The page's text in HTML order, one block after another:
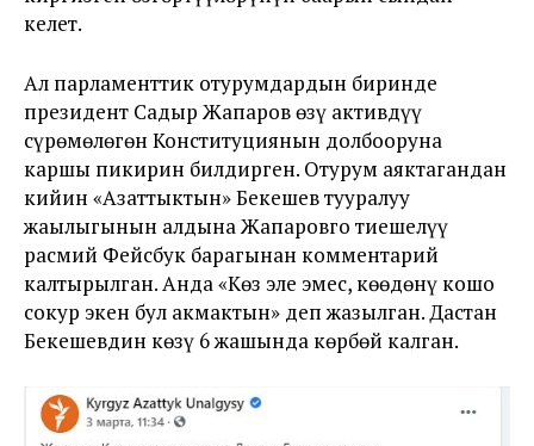
келет.
Ал парламенттик отурумдардын биринде
президент Садыр Жапаров өзү активдүү
сүрөмөлөгөн Конституциянын долбооруна
каршы пикирин билдирген. Отурум аяктагандан
кийин «Азаттыктын» Бекешев тууралуу
жаңылыгынын алдына Жапаровго тиешелүү
расмий Фейсбук барагынан комментарий
калтырылган. Анда «Көз эле эмес, көөдөнү кошо
сокур экен бул акмактын» деп жазылган. Дастан
Бекешевдин көзү 6 жашында көрбөй калган.